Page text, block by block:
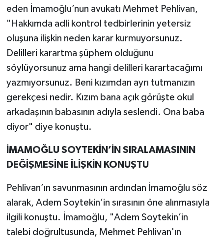
eden İmamoğlu’nun avukatı Mehmet Pehlivan,
"Hakkımda adli kontrol tedbirlerinin yetersiz
oluşuna ilişkin neden karar kurmuyorsunuz.
Delilleri karartma şüphem olduğunu
söylüyorsunuz ama hangi delilleri karartacağımı
yazmıyorsunuz. Beni kızımdan ayrı tutmanızın
gerekçesi nedir. Kızım bana açık görüşte okul
arkadaşının babasının adıyla seslendi. Ona baba
diyor" diye konuştu.
İMAMOĞLU SOYTEKİN’İN SIRALAMASININ
DEĞİŞMESİNE İLİŞKİN KONUŞTU
Pehlivan’ın savunmasının ardından İmamoğlu söz
alarak, Adem Soytekin’in sırasının öne alınmasıyla
ilgili konuştu. İmamoğlu, "Adem Soytekin’in
talebi doğrultusunda, Mehmet Pehlivan'ın